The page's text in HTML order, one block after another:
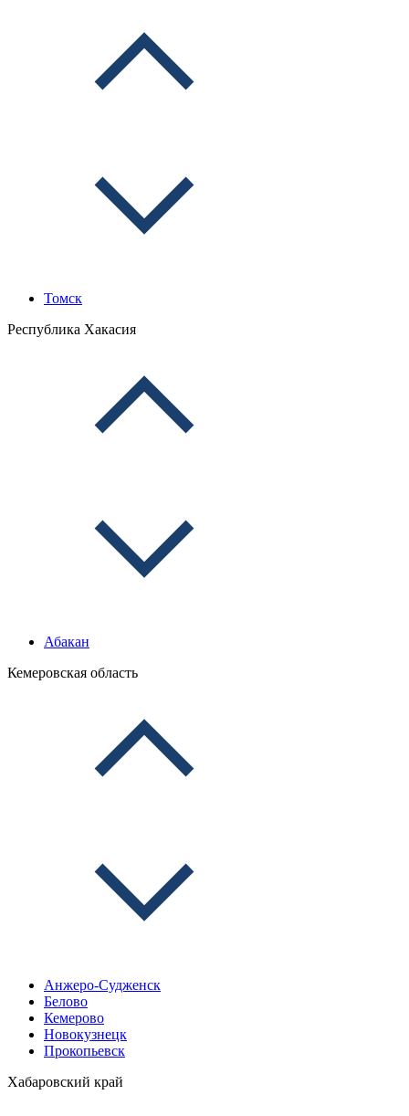
Томск
Республика Хакасия
Абакан
Кемеровская область
Анжеро-Судженск
Белово
Кемерово
Новокузнецк
Прокопьевск
Хабаровский край